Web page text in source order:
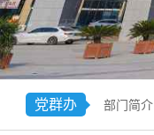
党群办
部门简介